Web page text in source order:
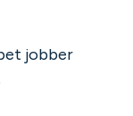
jobber